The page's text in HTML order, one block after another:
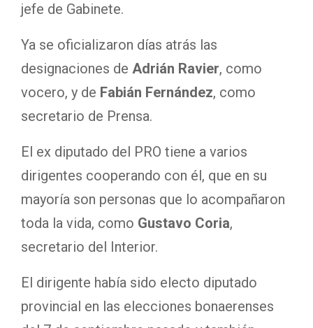
jefe de Gabinete.
Ya se oficializaron días atrás las
designaciones de Adrián Ravier, como
vocero, y de Fabián Fernández, como
secretario de Prensa.
El ex diputado del PRO tiene a varios
dirigentes cooperando con él, que en su
mayoría son personas que lo acompañaron
toda la vida, como Gustavo Coria,
secretario del Interior.
El dirigente había sido electo diputado
provincial en las elecciones bonaerenses